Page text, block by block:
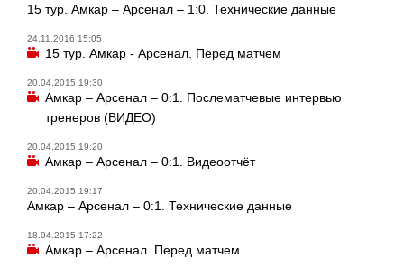
15 тур. Амкар – Арсенал – 1:0. Технические данные
24.11.2016 15:05
15 тур. Амкар - Арсенал. Перед матчем
20.04.2015 19:30
Амкар – Арсенал – 0:1. Послематчевые интервью
тренеров (ВИДЕО)
20.04.2015 19:20
Амкар – Арсенал – 0:1. Видеоотчёт
20.04.2015 19:17
Амкар – Арсенал – 0:1. Технические данные
18.04.2015 17:22
Амкар – Арсенал. Перед матчем